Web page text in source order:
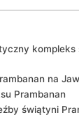
kompleks
na
Prambanan
świątyni